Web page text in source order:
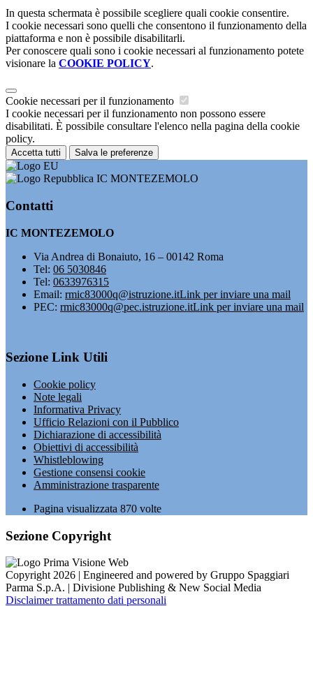
In questa schermata è possibile scegliere quali cookie consentire.
I cookie necessari sono quelli che consentono il funzionamento della
piattaforma e non è possibile disabilitarli.
Per conoscere quali sono i cookie necessari al funzionamento potete
visionare la COOKIE POLICY.
Cookie necessari per il funzionamento
I cookie necessari per il funzionamento non possono essere
disabilitati. È possibile consultare l'elenco nella pagina della cookie
policy.
Accetta tutti Salva le preferenze
IC MONTEZEMOLO
Contatti
IC MONTEZEMOLO
Via Andrea di Bonaiuto, 16 – 00142 Roma
Tel: 06 5030846
Tel: 0633976315
Email: rmic83000q@istruzione.itLink per inviare una mail
PEC: rmic83000q@pec.istruzione.itLink per inviare una mail
Sezione Link Utili
Cookie policy
Note legali
Informativa Privacy
Ufficio Relazioni con il Pubblico
Dichiarazione di accessibilità
Obiettivi di accessibilità
Whistleblowing
Gestione consensi cookie
Amministrazione trasparente
Pagina visualizzata 870 volte
Sezione Copyright
Copyright 2026 | Engineered and powered by Gruppo Spaggiari
Parma S.p.A. | Divisione Publishing & New Social Media
Disclaimer trattamento dati personali